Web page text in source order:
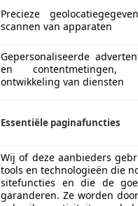
motor zo goed als
prestaties en het
gloednieuwe
voor meer
Deze motor wordt u
Wij zijn al sinds
motor neem dan eens
Bij zowel inkoop als
voor directe betaling
Precieze
scannen van apparaten
Gepersonaliseerde
en contentmetingen,
ontwikkeling van diensten
Essentiële paginafuncties
Wij of deze aanbieders
tools en technologieën die
sitefuncties en die de
garanderen. Ze worden